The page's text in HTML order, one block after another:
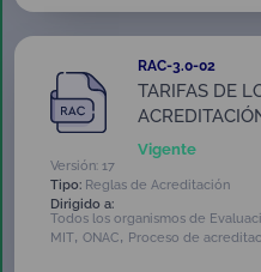
RAC-3.0-02
TARIFAS DE
Vigente
Versión: 17
Tipo: Reglas de Acreditación
Dirigido a:
Todos los organismos de
MIT, ONAC, Proceso de